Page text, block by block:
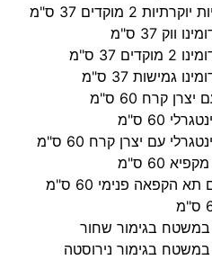
2 מוקדים 37 ס"מ
ווק 37 ס"מ
37 ס"מ
גמישות 37 ס"מ
קרח 60 ס"מ
60 ס"מ
עם יצרן קרח 60 ס"מ
60 ס"מ
הקפאה פנימי 60 ס"מ
במשטח בגימור שחור
במשטח בגימור נירוסטה